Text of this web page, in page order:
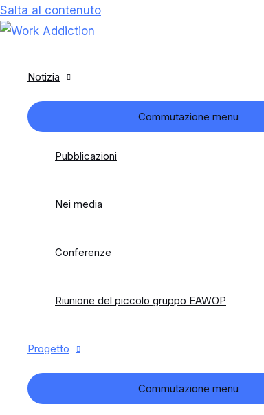
Salta al contenuto
Notizia
Commutazione menu
Pubblicazioni
Nei media
Conferenze
Riunione del piccolo gruppo EAWOP
Progetto
Commutazione menu